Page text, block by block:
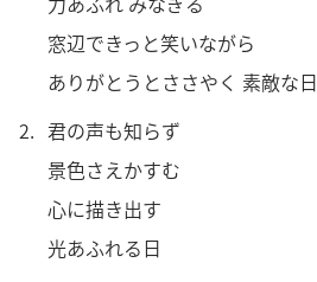
窓辺できっと笑いながら
ありがとうとささやく 素敵な日
2. 君の声も知らず
景色さえかすむ
心に描き出す
光あふれる日